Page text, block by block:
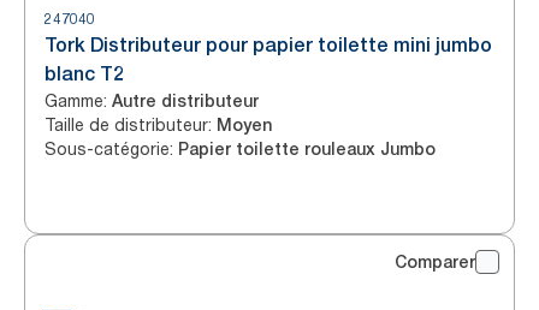
247040
Tork Distributeur pour papier toilette mini jumbo
blanc T2
Gamme: Autre distributeur
Taille de distributeur: Moyen
Sous-catégorie: Papier toilette rouleaux Jumbo
Comparer